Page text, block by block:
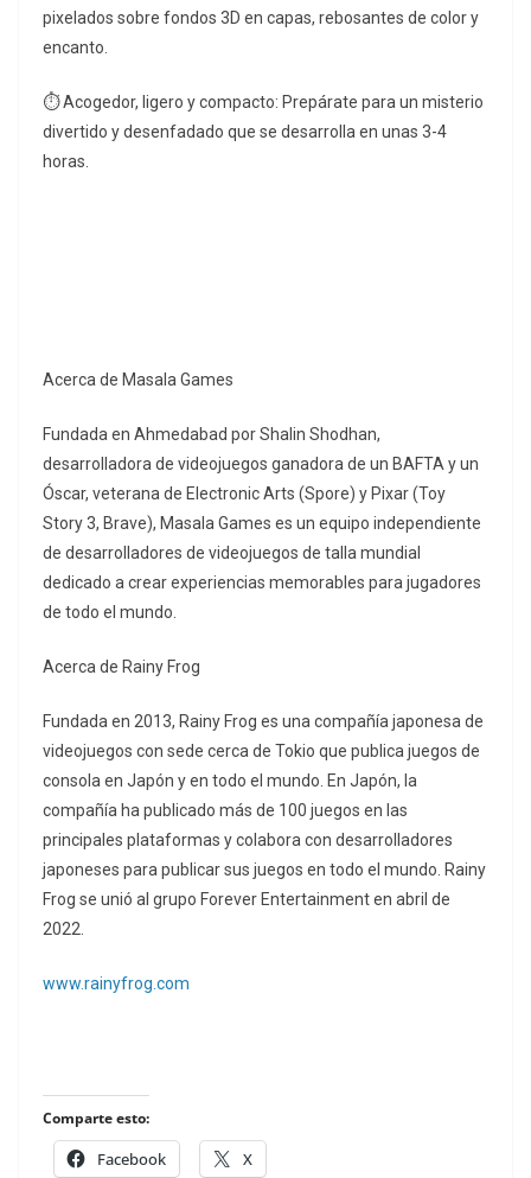
pixelados sobre fondos 3D en capas, rebosantes de color y
encanto.
⏱ Acogedor, ligero y compacto: Prepárate para un misterio
divertido y desenfadado que se desarrolla en unas 3-4
horas.
Acerca de Masala Games
Fundada en Ahmedabad por Shalin Shodhan,
desarrolladora de videojuegos ganadora de un BAFTA y un
Óscar, veterana de Electronic Arts (Spore) y Pixar (Toy
Story 3, Brave), Masala Games es un equipo independiente
de desarrolladores de videojuegos de talla mundial
dedicado a crear experiencias memorables para jugadores
de todo el mundo.
Acerca de Rainy Frog
Fundada en 2013, Rainy Frog es una compañía japonesa de
videojuegos con sede cerca de Tokio que publica juegos de
consola en Japón y en todo el mundo. En Japón, la
compañía ha publicado más de 100 juegos en las
principales plataformas y colabora con desarrolladores
japoneses para publicar sus juegos en todo el mundo. Rainy
Frog se unió al grupo Forever Entertainment en abril de
2022.
www.rainyfrog.com
Comparte esto:
Facebook X